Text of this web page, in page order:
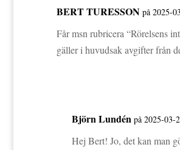
BERT TURESSON på 2025-
Får msn rubricera “Rörelsens
gäller i huvudsak avgifter från
Björn Lundén på 2025-03-
Hej Bert! Jo, det kan man